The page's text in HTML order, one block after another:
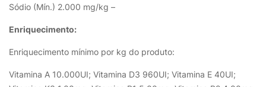
Sódio (Mín.) 2.000 mg/kg –
Enriquecimento:
Enriquecimento mínimo por kg do produto:
Vitamina A 10.000UI; Vitamina D3 960UI; Vitamina E 40UI;